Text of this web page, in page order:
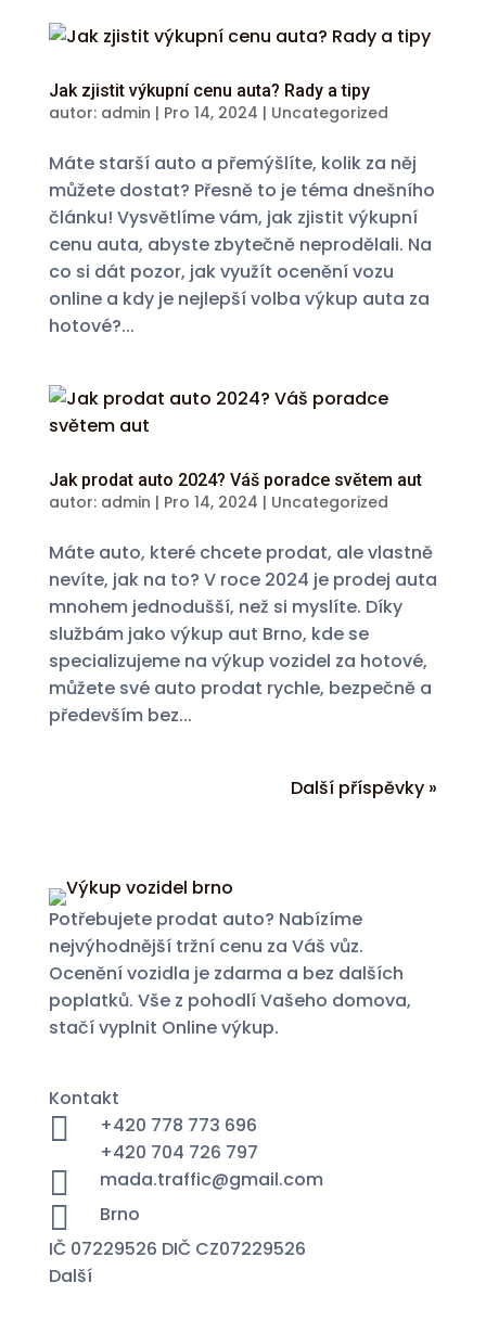
Jak zjistit výkupní cenu auta? Rady a tipy
autor: admin | Pro 14, 2024 | Uncategorized
Máte starší auto a přemýšlíte, kolik za něj
můžete dostat? Přesně to je téma dnešního
článku! Vysvětlíme vám, jak zjistit výkupní
cenu auta, abyste zbytečně neprodělali. Na
co si dát pozor, jak využít ocenění vozu
online a kdy je nejlepší volba výkup auta za
hotové?...
Jak prodat auto 2024? Váš poradce světem aut
autor: admin | Pro 14, 2024 | Uncategorized
Máte auto, které chcete prodat, ale vlastně
nevíte, jak na to? V roce 2024 je prodej auta
mnohem jednodušší, než si myslíte. Díky
službám jako výkup aut Brno, kde se
specializujeme na výkup vozidel za hotové,
můžete své auto prodat rychle, bezpečně a
především bez...
Další příspěvky »
Potřebujete prodat auto? Nabízíme
nejvýhodnější tržní cenu za Váš vůz.
Ocenění vozidla je zdarma a bez dalších
poplatků. Vše z pohodlí Vašeho domova,
stačí vyplnit Online výkup.
Kontakt

+420 778 773 696
+420 704 726 797
 mada.traffic@gmail.com

Brno
IČ 07229526 DIČ CZ07229526
Další